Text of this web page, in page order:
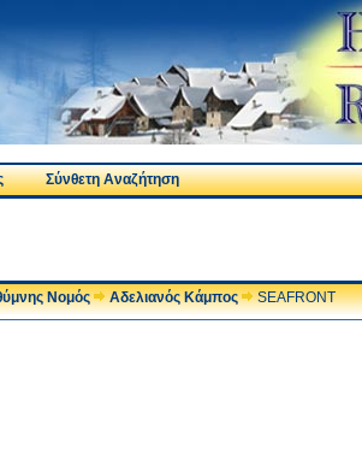
Σύνθετη Αναζήτηση
Νομός Αδελιανός Κάμπος SEAFRONT